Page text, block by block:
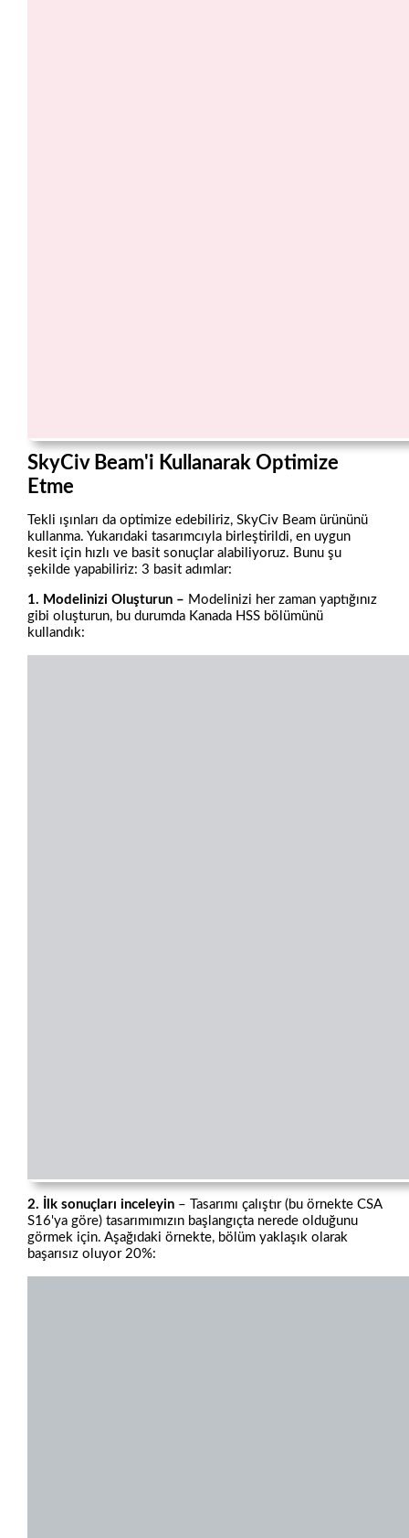
SkyCiv Beam'i Kullanarak Optimize
Etme
Tekli ışınları da optimize edebiliriz, SkyCiv Beam ürününü
kullanma. Yukarıdaki tasarımcıyla birleştirildi, en uygun
kesit için hızlı ve basit sonuçlar alabiliyoruz. Bunu şu
şekilde yapabiliriz: 3 basit adımlar:
1. Modelinizi Oluşturun – Modelinizi her zaman yaptığınız
gibi oluşturun, bu durumda Kanada HSS bölümünü
kullandık:
2. İlk sonuçları inceleyin – Tasarımı çalıştır (bu örnekte CSA
S16'ya göre) tasarımımızın başlangıçta nerede olduğunu
görmek için. Aşağıdaki örnekte, bölüm yaklaşık olarak
başarısız oluyor 20%: